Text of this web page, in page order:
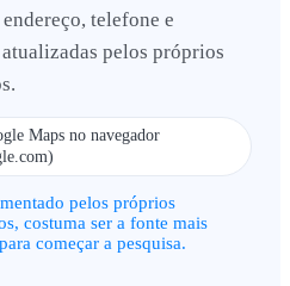
telefone e
pelos próprios
Maps no navegador
pelos próprios
costuma ser a fonte mais
começar a pesquisa.